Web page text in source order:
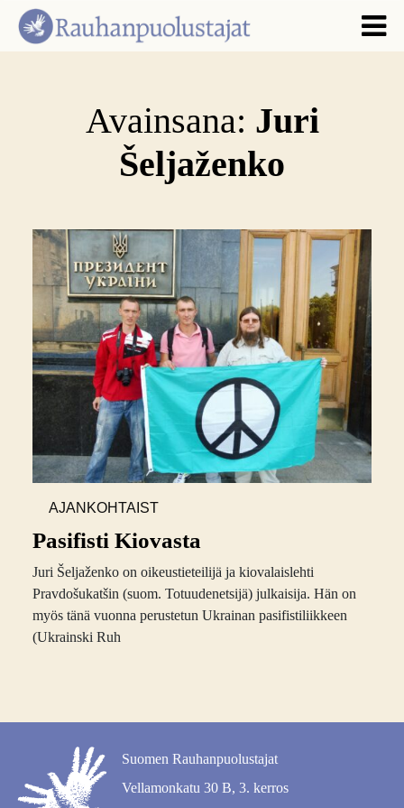
Avainsana: Juri
Šeljaženko
AJANKOHTAIST
Pasifisti Kiovasta
Juri Šeljaženko on oikeustieteilijä ja kiovalaislehti
Pravdošukatšin (suom. Totuudenetsijä) julkaisija. Hän on
myös tänä vuonna perustetun Ukrainan pasifistiliikkeen
(Ukrainski Ruh
Suomen Rauhanpuolustajat
Vellamonkatu 30 B, 3. kerros